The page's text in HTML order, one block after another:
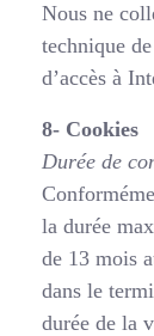
Nous ne
technique
d’accès à
8- Cookies
Durée de
la durée
de 13 mois
dans le
durée de la